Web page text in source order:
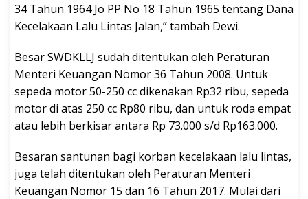
34 Tahun 1964 Jo PP No 18 Tahun 1965 tentang Dana
Kecelakaan Lalu Lintas Jalan,” tambah Dewi.
Besar SWDKLLJ sudah ditentukan oleh Peraturan
Menteri Keuangan Nomor 36 Tahun 2008. Untuk
sepeda motor 50-250 cc dikenakan Rp32 ribu, sepeda
motor di atas 250 cc Rp80 ribu, dan untuk roda empat
atau lebih berkisar antara Rp 73.000 s/d Rp163.000.
Besaran santunan bagi korban kecelakaan lalu lintas,
juga telah ditentukan oleh Peraturan Menteri
Keuangan Nomor 15 dan 16 Tahun 2017. Mulai dari